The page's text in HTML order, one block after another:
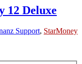
12 Deluxe
Support, StarMoney